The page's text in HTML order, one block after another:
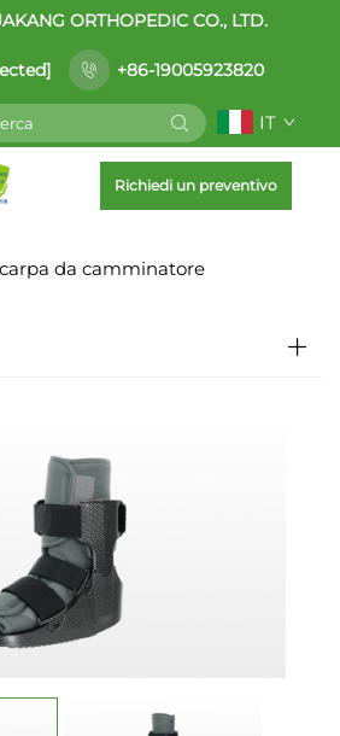
ORTHOPEDIC CO., LTD.
+86-19005923820
IT
Richiedi un preventivo
da camminatore